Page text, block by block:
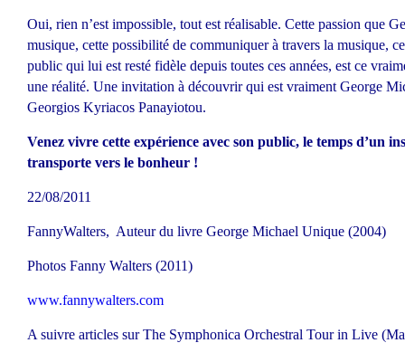
Oui, rien n’est impossible, tout est réalisable. Cette passion que
musique, cette possibilité de communiquer à travers la musique,
public qui lui est resté fidèle depuis toutes ces années, est ce
une réalité. Une invitation à découvrir qui est vraiment George
Georgios Kyriacos Panayiotou.
Venez vivre cette expérience avec son public, le temps d’un
transporte vers le bonheur !
22/08/2011
FannyWalters, Auteur du livre George Michael Unique (2004)
Photos Fanny Walters (2011)
www.fannywalters.com
A suivre articles sur The Symphonica Orchestral Tour in Live